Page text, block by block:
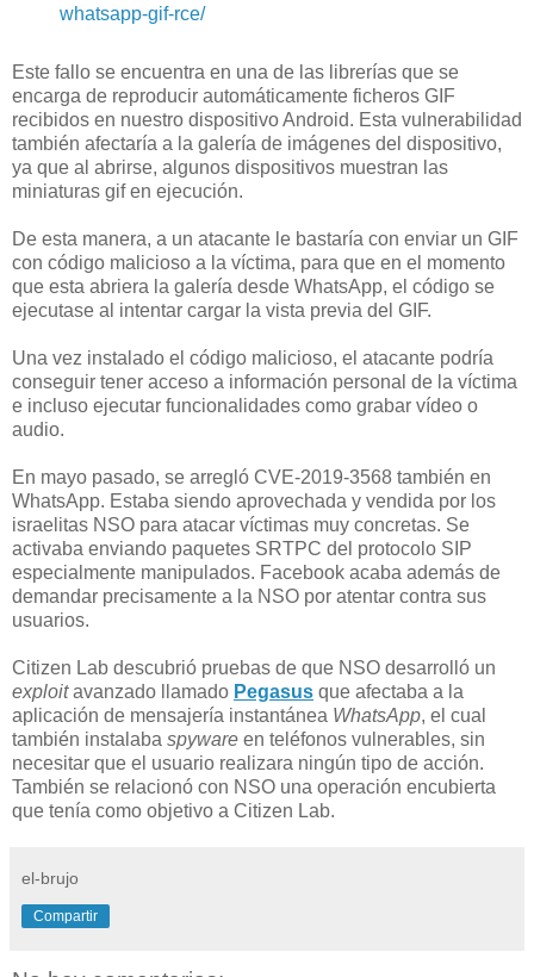
whatsapp-gif-rce/
Este fallo se encuentra en una de las librerías que se
encarga de reproducir automáticamente ficheros GIF
recibidos en nuestro dispositivo Android. Esta vulnerabilidad
también afectaría a la galería de imágenes del dispositivo,
ya que al abrirse, algunos dispositivos muestran las
miniaturas gif en ejecución.
De esta manera, a un atacante le bastaría con enviar un GIF
con código malicioso a la víctima, para que en el momento
que esta abriera la galería desde WhatsApp, el código se
ejecutase al intentar cargar la vista previa del GIF.
Una vez instalado el código malicioso, el atacante podría
conseguir tener acceso a información personal de la víctima
e incluso ejecutar funcionalidades como grabar vídeo o
audio.
En mayo pasado, se arregló CVE-2019-3568 también en
WhatsApp. Estaba siendo aprovechada y vendida por los
israelitas NSO para atacar víctimas muy concretas. Se
activaba enviando paquetes SRTPC del protocolo SIP
especialmente manipulados. Facebook acaba además de
demandar precisamente a la NSO por atentar contra sus
usuarios.
Citizen Lab descubrió pruebas de que NSO desarrolló un
exploitavanzado llamado Pegasus que afectaba a la
aplicación de mensajería instantánea WhatsApp, el cual
también instalaba spyware en teléfonos vulnerables, sin
necesitar que el usuario realizara ningún tipo de acción.
También se relacionó con NSO una operación encubierta
que tenía como objetivo a Citizen Lab.
el-brujo
Compartir